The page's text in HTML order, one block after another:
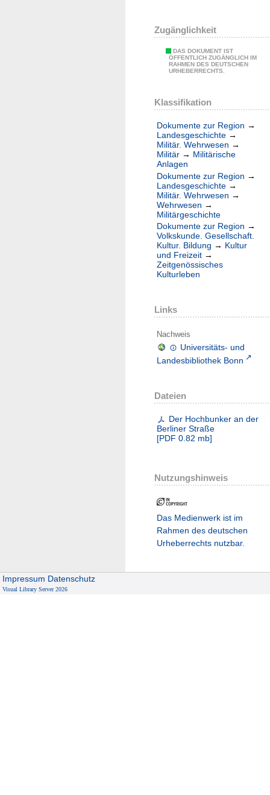
Zugänglichkeit
DAS DOKUMENT IST
ÖFFENTLICH ZUGÄNGLICH IM
RAHMEN DES DEUTSCHEN
URHEBERRECHTS.
Klassifikation
Dokumente zur Region →
Landesgeschichte →
Militär. Wehrwesen →
Militär → Militärische
Anlagen
Dokumente zur Region →
Landesgeschichte →
Militär. Wehrwesen →
Wehrwesen →
Militärgeschichte
Dokumente zur Region →
Volkskunde. Gesellschaft.
Kultur. Bildung → Kultur
und Freizeit →
Zeitgenössisches
Kulturleben
Links
Nachweis
Universitäts- und
Landesbibliothek Bonn
Dateien
Der Hochbunker an der
Berliner Straße
[PDF 0.82 mb]
Nutzungshinweis
Das Medienwerk ist im
Rahmen des deutschen
Urheberrechts nutzbar.
Impressum Datenschutz
Visual Library Server 2026